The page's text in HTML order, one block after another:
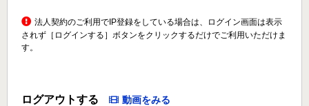
法人契約のご利用でIP登録をしている場合は、ログイン画面は表示
されず［ログインする］ボタンをクリックするだけでご利用いただけま
す。
ログアウトする 動画をみる